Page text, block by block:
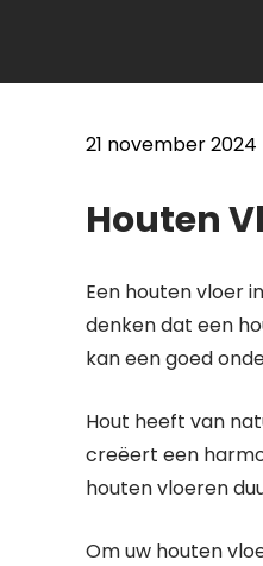
21 november 2024
Houten
Een houten vloer
denken dat een
kan een goed
Hout heeft van
creëert een
houten vloeren
Om uw houten